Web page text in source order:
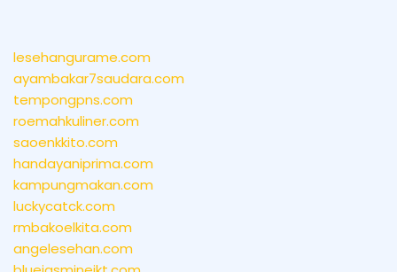
lesehangurame.com
ayambakar7saudara.com
tempongpns.com
roemahkuliner.com
saoenkkito.com
handayaniprima.com
kampungmakan.com
luckycatck.com
rmbakoelkita.com
angelesehan.com